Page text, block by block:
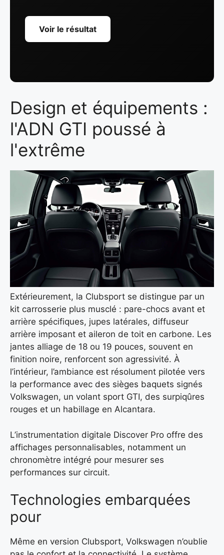
Voir le résultat
Design et équipements :
l'ADN GTI poussé à
l'extrême
Extérieurement, la Clubsport se distingue par un
kit carrosserie plus musclé : pare-chocs avant et
arrière spécifiques, jupes latérales, diffuseur
arrière imposant et aileron de toit en carbone. Les
jantes alliage de 18 ou 19 pouces, souvent en
finition noire, renforcent son agressivité. À
l’intérieur, l’ambiance est résolument pilotée vers
la performance avec des sièges baquets signés
Volkswagen, un volant sport GTI, des surpiqûres
rouges et un habillage en Alcantara.
L’instrumentation digitale Discover Pro offre des
affichages personnalisables, notamment un
chronomètre intégré pour mesurer ses
performances sur circuit.
Technologies embarquées
pour
Même en version Clubsport, Volkswagen n’oublie